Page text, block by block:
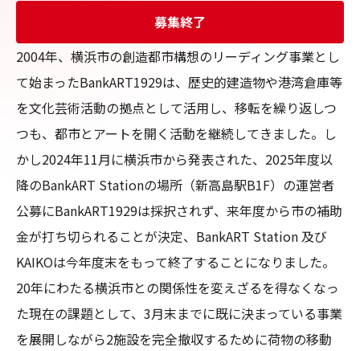
募集終了
2004年、横浜市の創造都市構想のリーディング事業とし
て始まったBankART1929は、歴史的建造物や港湾倉庫等
を文化芸術活動の拠点として活用し、移転を繰り返しつ
つも、都市とアートを開く活動を継続してきました。し
かし2024年11月に横浜市から発表された、2025年度以
降のBankART Stationの場所（新高島駅B1F）の運営者
公募にBankART1929は採択されず、来年度から市の補助
金が打ち切られることが決定、BankART Station 及び
KAIKOは今年度末をもって終了することになりました。
20年にわたる横浜市との関係性を変えざるを得なくなっ
た現在の課題として、3月末までに既に決まっている事業
を展開しながら2施設を完全撤収するために荷物の移動